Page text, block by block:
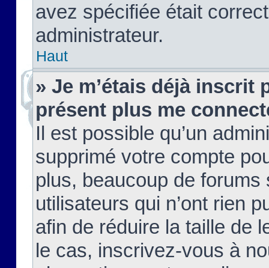
avez spécifiée était
administrateur.
Haut
» Je m’étais déjà inscrit
présent plus me
Il est possible qu’un
supprimé votre compte
plus, beaucoup de
utilisateurs qui n’ont rien
afin de réduire la taille de
le cas, inscrivez-vous à